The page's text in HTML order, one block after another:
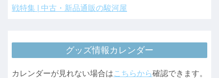
戦特集 | 中古・新品通販の駿河屋
グッズ情報カレンダー
カレンダーが見れない場合はこちらから確認できます。